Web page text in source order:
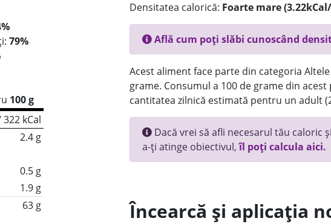
79%
100 g
kCal
2.4 g
0.5 g
1.9 g
63 g
Densitatea calorică: Foarte mare
Află cum poți slăbi cunoscând
Acest aliment face parte din categoria
grame. Consumul a 100 de grame din
cantitatea zilnică estimată pentru un adult
Dacă vrei să afli necesarul tău caloric
a-ți atinge obiectivul,îl poți calcula aici.
Încearcă și aplicația